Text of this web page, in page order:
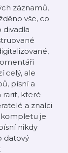
záznamů,
vše, co
divadla
celý, ale
písní a
rarit, které
a znalci
kompletu je
nikdy
datový